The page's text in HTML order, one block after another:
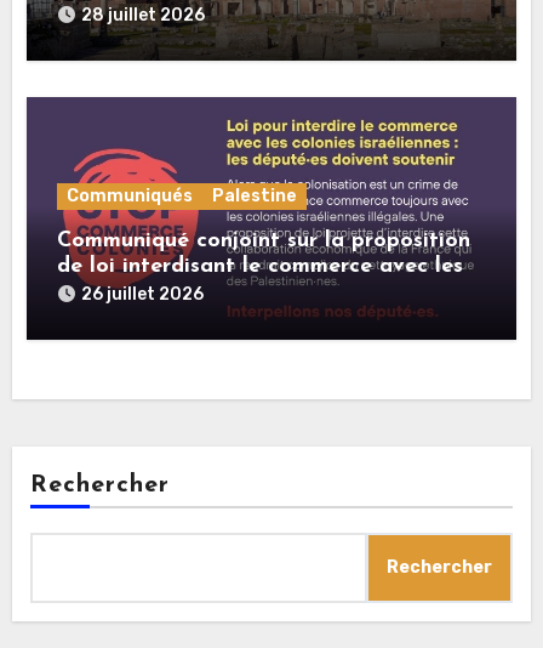
28 juillet 2026
Communiqués Palestine
Communiqué conjoint sur la proposition
de loi interdisant le commerce avec les
colonies israéliennes illégales
26 juillet 2026
Rechercher
Rechercher